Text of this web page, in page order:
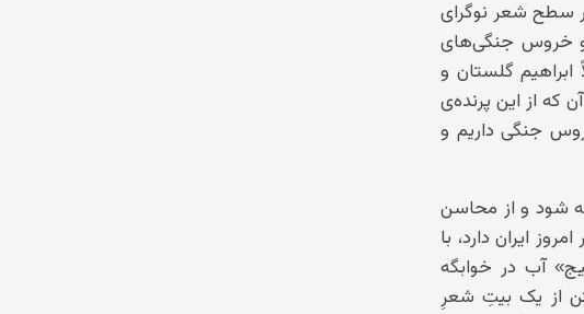
سطح شعر نوگرای
و خروس جنگی‌های
ابراهیم گلستان و
که از این پرنده‌ی
جنگی داریم و
شود و از محاسن
ایران دارد، با
آب در خوابگه
از یک بیتِ شعرِ